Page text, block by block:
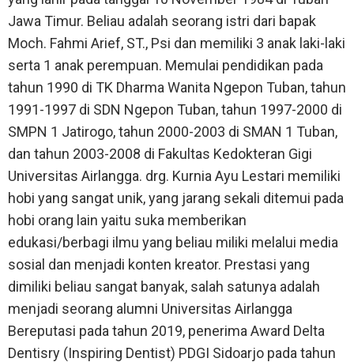
Jawa Timur. Beliau adalah seorang istri dari bapak
Moch. Fahmi Arief, ST., Psi dan memiliki 3 anak laki-laki
serta 1 anak perempuan. Memulai pendidikan pada
tahun 1990 di TK Dharma Wanita Ngepon Tuban, tahun
1991-1997 di SDN Ngepon Tuban, tahun 1997-2000 di
SMPN 1 Jatirogo, tahun 2000-2003 di SMAN 1 Tuban,
dan tahun 2003-2008 di Fakultas Kedokteran Gigi
Universitas Airlangga. drg. Kurnia Ayu Lestari memiliki
hobi yang sangat unik, yang jarang sekali ditemui pada
hobi orang lain yaitu suka memberikan
edukasi/berbagi ilmu yang beliau miliki melalui media
sosial dan menjadi konten kreator. Prestasi yang
dimiliki beliau sangat banyak, salah satunya adalah
menjadi seorang alumni Universitas Airlangga
Bereputasi pada tahun 2019, penerima Award Delta
Dentisry (Inspiring Dentist) PDGI Sidoarjo pada tahun